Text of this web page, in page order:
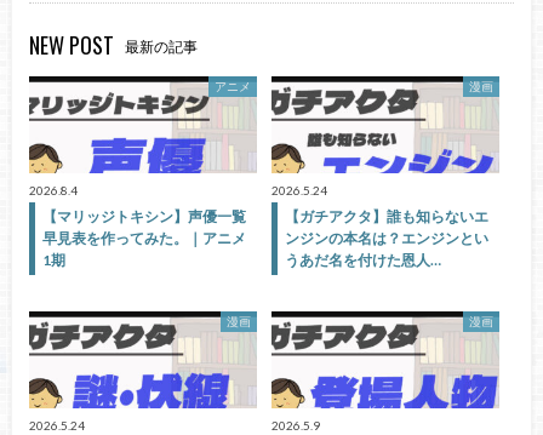
NEW POST 最新の記事
アニメ
2026.8.4
【マリッジトキシン】声優一覧
早見表を作ってみた。｜アニメ
1期
漫画
2026.5.24
【ガチアクタ】誰も知らないエ
ンジンの本名は？エンジンとい
うあだ名を付けた恩人…
漫画
2026.5.24
漫画
2026.5.9